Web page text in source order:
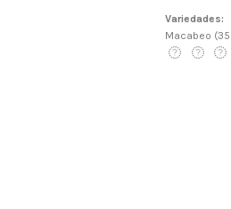
Variedades:
Macabeo